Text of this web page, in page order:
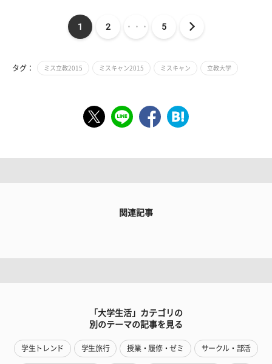
1 2 ・・・ 5
タグ： ミス立教2015 ミスキャン2015 ミスキャン 立教大学
関連記事
「大学生活」カテゴリの
別のテーマの記事を見る
学生トレンド 学生旅行 授業・履修・ゼミ サークル・部活